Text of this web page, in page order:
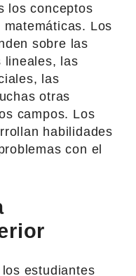
los conceptos
Los
sobre las
lineales, las
las
otras
campos. Los
habilidades
con el
estudiantes